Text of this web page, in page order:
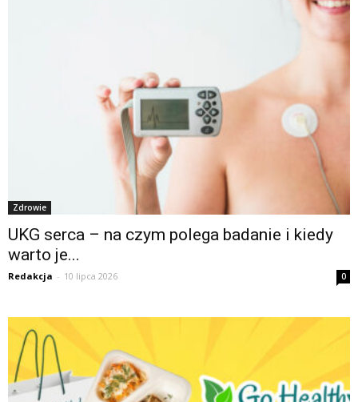
Zdrowie
UKG serca – na czym polega badanie i kiedy
warto je...
Redakcja - 10 lipca 2026 0